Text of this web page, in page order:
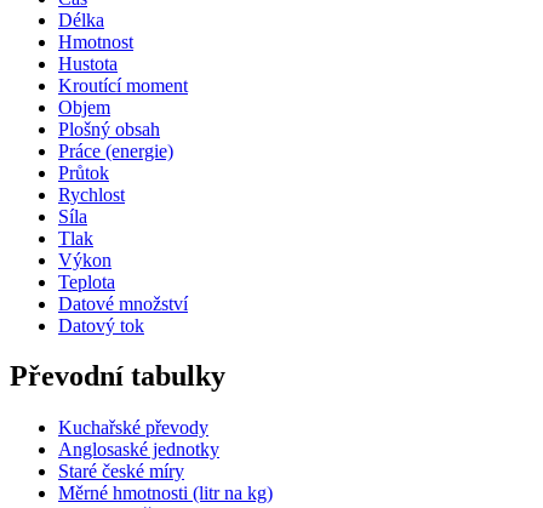
Délka
Hmotnost
Hustota
Kroutící moment
Objem
Plošný obsah
Práce (energie)
Průtok
Rychlost
Síla
Tlak
Výkon
Teplota
Datové množství
Datový tok
Převodní tabulky
Kuchařské převody
Anglosaské jednotky
Staré české míry
Měrné hmotnosti (litr na kg)